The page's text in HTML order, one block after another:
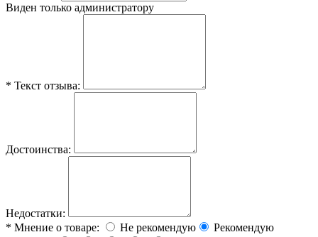
Виден только администратору
* Текст отзыва:
Достоинства:
Недостатки:
* Мнение о товаре: Не рекомендую
Рекомендую